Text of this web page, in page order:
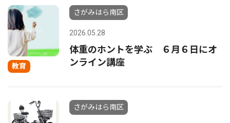
教育
さがみはら南区
2026.05.28
体重のホントを学ぶ ６月６日にオ
ンライン講座
さがみはら南区